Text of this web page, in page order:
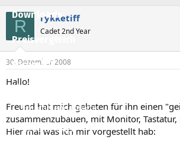
Downloads
Preisvergleich
Forum
Aktuelles
Empfohlene Inhalte
Neue Beiträge
s
t
e
e
r
s
e
l
t
R rykketiff
Cadet 2nd Year
30. Dezember 2008
Hallo!
Freund hat mich gebeten für ihn einen
zusammenzubauen, mit Monitor,
Hier mal was ich mir vorgestellt hab: